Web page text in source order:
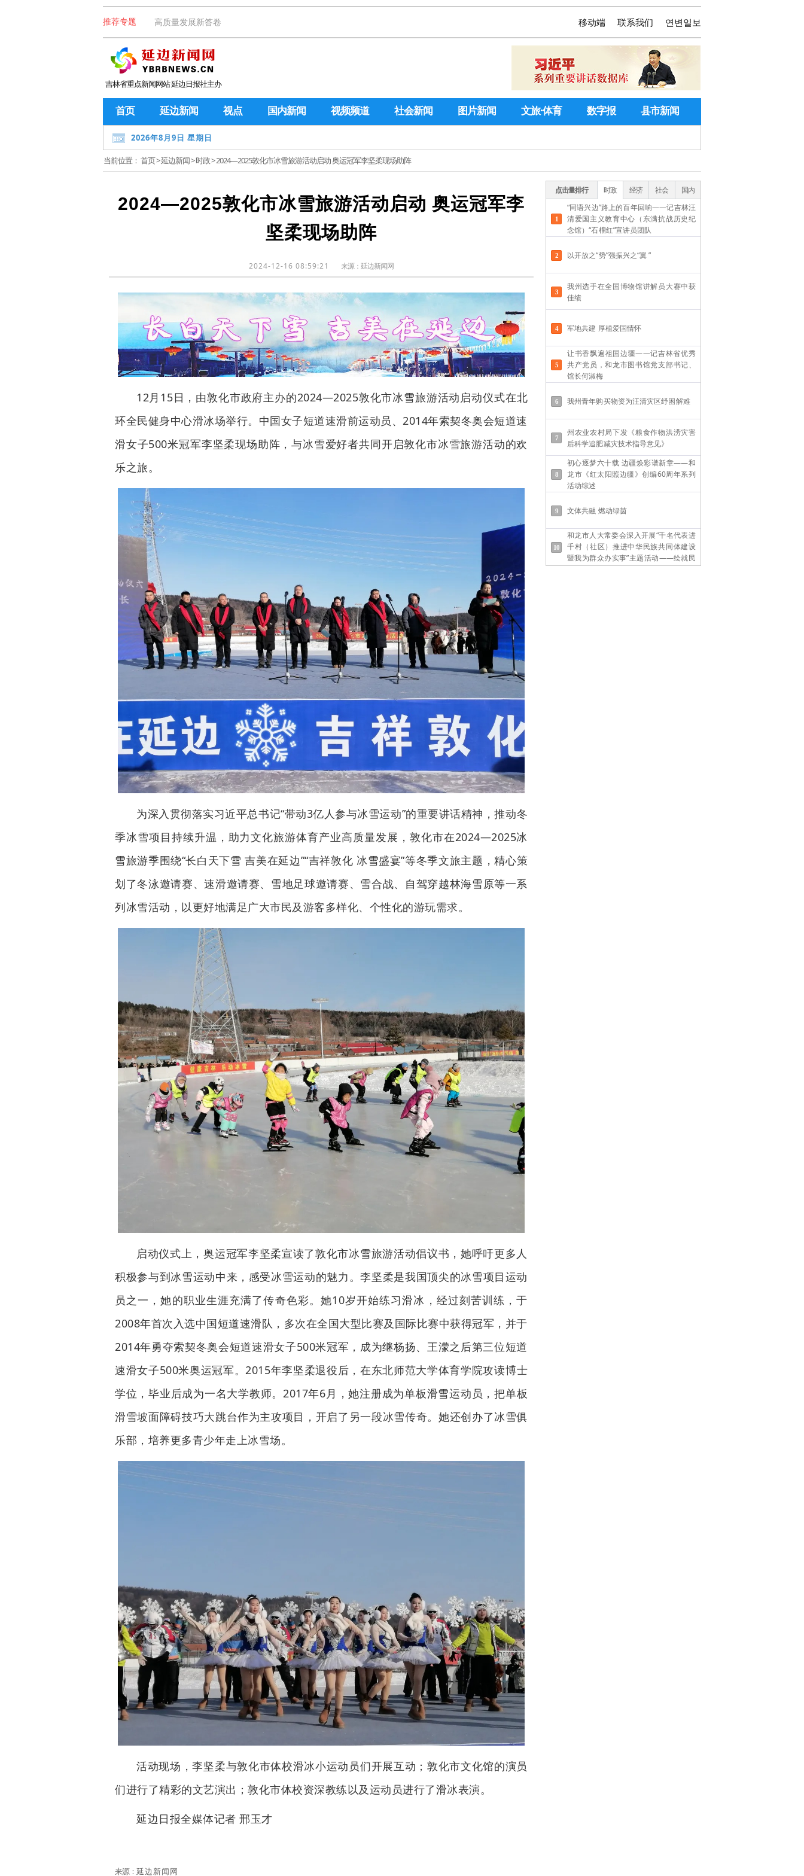
推荐专题 高质量发展新答卷 연변일보
联系我们
移动端
吉林省重点新闻网站 延边日报社主办
首页 延边新闻 视点 国内新闻 视频频道 社会新闻 图片新闻 文旅·体育 数字报 县市新闻
2026年8月9日 星期日
当前位置： 首页>延边新闻>时政> 2024—2025敦化市冰雪旅游活动启动 奥运冠军李坚柔现场助阵
2024—2025敦化市冰雪旅游活动启动 奥运冠军李
坚柔现场助阵
2024-12-16 08:59:21 来源： 延边新闻网
12月15日，由敦化市政府主办的2024—2025敦化市冰雪旅游活动启动仪式在北
环全民健身中心滑冰场举行。中国女子短道速滑前运动员、2014年索契冬奥会短道速
滑女子500米冠军李坚柔现场助阵，与冰雪爱好者共同开启敦化市冰雪旅游活动的欢
乐之旅。
为深入贯彻落实习近平总书记“带动3亿人参与冰雪运动”的重要讲话精神，推动冬
季冰雪项目持续升温，助力文化旅游体育产业高质量发展，敦化市在2024—2025冰
雪旅游季围绕“长白天下雪 吉美在延边”“吉祥敦化 冰雪盛宴”等冬季文旅主题，精心策
划了冬泳邀请赛、速滑邀请赛、雪地足球邀请赛、雪合战、自驾穿越林海雪原等一系
列冰雪活动，以更好地满足广大市民及游客多样化、个性化的游玩需求。
启动仪式上，奥运冠军李坚柔宣读了敦化市冰雪旅游活动倡议书，她呼吁更多人
积极参与到冰雪运动中来，感受冰雪运动的魅力。李坚柔是我国顶尖的冰雪项目运动
员之一，她的职业生涯充满了传奇色彩。她10岁开始练习滑冰，经过刻苦训练，于
2008年首次入选中国短道速滑队，多次在全国大型比赛及国际比赛中获得冠军，并于
2014年勇夺索契冬奥会短道速滑女子500米冠军，成为继杨扬、王濛之后第三位短道
速滑女子500米奥运冠军。2015年李坚柔退役后，在东北师范大学体育学院攻读博士
学位，毕业后成为一名大学教师。2017年6月，她注册成为单板滑雪运动员，把单板
滑雪坡面障碍技巧大跳台作为主攻项目，开启了另一段冰雪传奇。她还创办了冰雪俱
乐部，培养更多青少年走上冰雪场。
活动现场，李坚柔与敦化市体校滑冰小运动员们开展互动；敦化市文化馆的演员
们进行了精彩的文艺演出；敦化市体校资深教练以及运动员进行了滑冰表演。
延边日报全媒体记者 邢玉才
来源： 延边新闻网
点击量排行 时政 经济 社会
国内
“同语兴边”路上的百年回响——记吉林汪
清爱国主义教育中心（东满抗战历史纪
念馆）“石榴红”宣讲员团队
以开放之“势”强振兴之“翼 ”
我州选手在全国博物馆讲解员大赛中获
佳绩
军地共建 厚植爱国情怀
让书香飘遍祖国边疆——记吉林省优秀
共产党员，和龙市图书馆党支部书记、
馆长何淑梅
我州青年购买物资为汪清灾区纾困解难
州农业农村局下发《粮食作物洪涝灾害
后科学追肥减灾技术指导意见》
初心逐梦六十载 边疆焕彩谱新章——和
龙市《红太阳照边疆》创编60周年系列
活动综述
文体共融 燃动绿茵
和龙市人大常委会深入开展“千名代表进
千村（社区）推进中华民族共同体建设
暨我为群众办实事”主题活动——绘就民
族团结与民生幸福新画卷